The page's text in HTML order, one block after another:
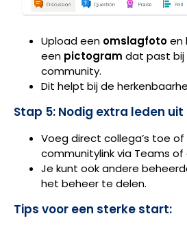
Upload een omslagfotoen
een pictogram dat past
community.
Dit helpt bij de
Stap 5: Nodig extra leden uit
Voeg direct collega’s toe
communitylink via Teams of
Je kunt ook andere
het beheer te delen.
Tips voor een sterke start: